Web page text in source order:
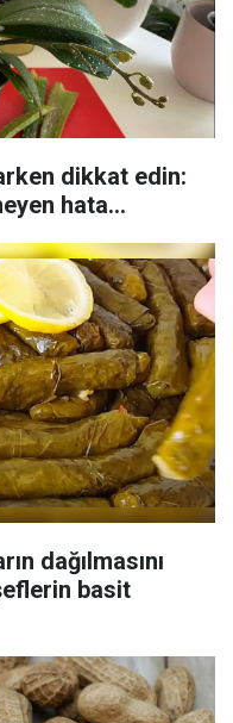
dikkat edin:
hata...
dağılmasını
basit